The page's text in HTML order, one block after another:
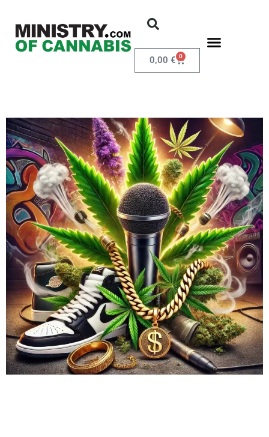
0,00 € 0